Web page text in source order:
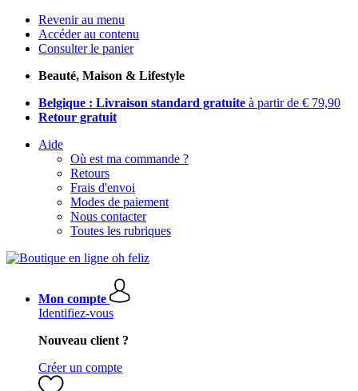
Revenir au menu
Accéder au contenu
Consulter le panier
Beauté, Maison & Lifestyle
Belgique : Livraison standard gratuite à partir de € 79,90
Retour gratuit
Aide
Où est ma commande ?
Retours
Frais d'envoi
Modes de paiement
Nous contacter
Toutes les rubriques
Mon compte
Identifiez-vous
Nouveau client ?
Créer un compte